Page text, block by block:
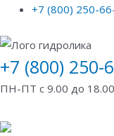
+7 (800) 250-
+7 (800) 250-
ПН-ПТ с 9.00 до 18.00